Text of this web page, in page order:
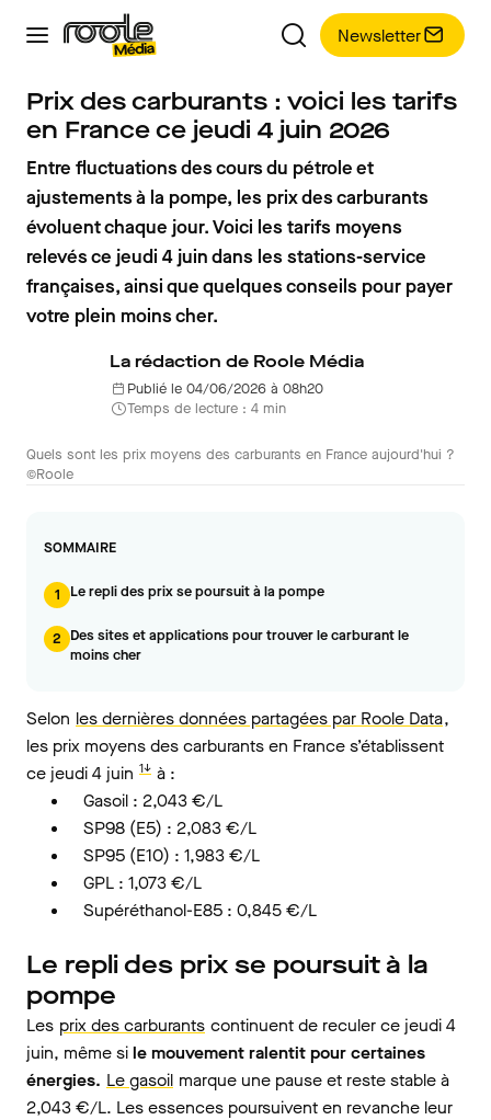
Newsletter
Prix des carburants : voici les tarifs
en France ce jeudi 4 juin 2026
Entre fluctuations des cours du pétrole et
ajustements à la pompe, les prix des carburants
évoluent chaque jour. Voici les tarifs moyens
relevés ce jeudi 4 juin dans les stations-service
françaises, ainsi que quelques conseils pour payer
votre plein moins cher.
La rédaction de Roole Média
Publié le 04/06/2026 à 08h20
Temps de lecture : 4 min
Quels sont les prix moyens des carburants en France aujourd'hui ?
©Roole
SOMMAIRE
1 Le repli des prix se poursuit à la pompe
2 Des sites et applications pour trouver le carburant le
moins cher
Selon les dernières données partagées par Roole Data,
les prix moyens des carburants en France s’établissent
ce jeudi 4 juin 1↓ à :
Gasoil : 2,043 €/L
SP98 (E5) : 2,083 €/L
SP95 (E10) : 1,983 €/L
GPL : 1,073 €/L
Supéréthanol-E85 : 0,845 €/L
Le repli des prix se poursuit à la
pompe
Les prix des carburants continuent de reculer ce jeudi 4
juin, même sile mouvement ralentit pour certaines
énergies. Le gasoil marque une pause et reste stable à
2,043 €/L. Les essences poursuivent en revanche leur